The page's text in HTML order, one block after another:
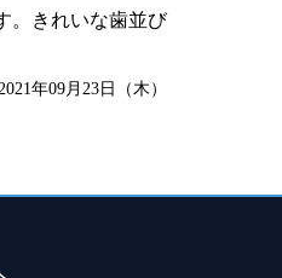
。きれいな歯並び
年09月23日（木）